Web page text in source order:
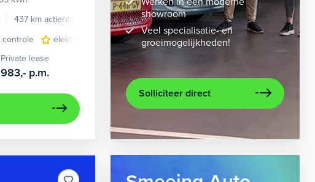
velgen 10-spaaks 21" luxe lederen bekleding metaalkleur
437 km actieradius
Elektrisch
controle
elektrisch glazen panorama-dak lederen/stof bekleding
Private lease
983,- p.m.
showroom
Veel specialisatie- en
groeimogelijkheden!
Solliciteer direct